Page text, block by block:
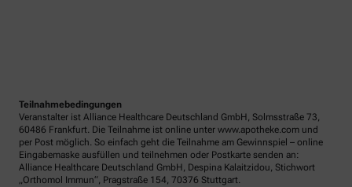
Teilnahmebedingungen
Veranstalter ist Alliance Healthcare Deutschland GmbH, Solmsstraße 73,
60486 Frankfurt. Die Teilnahme ist online unter www.apotheke.com und
per Post möglich. So einfach geht die Teilnahme am Gewinnspiel – online
Eingabemaske ausfüllen und teilnehmen oder Postkarte senden an:
Alliance Healthcare Deutschland GmbH, Despina Kalaitzidou, Stichwort
„Orthomol Immun“, Pragstraße 154, 70376 Stuttgart.